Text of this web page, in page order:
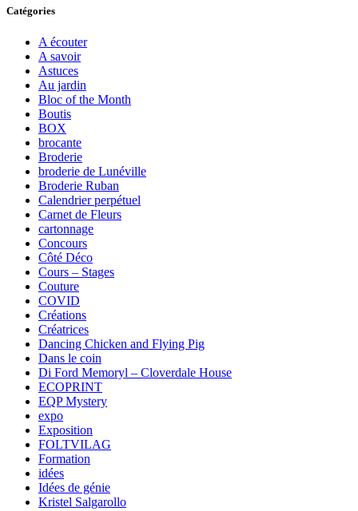
Catégories
A écouter
A savoir
Astuces
Au jardin
Bloc of the Month
Boutis
BOX
brocante
Broderie
broderie de Lunéville
Broderie Ruban
Calendrier perpétuel
Carnet de Fleurs
cartonnage
Concours
Côté Déco
Cours – Stages
Couture
COVID
Créations
Créatrices
Dancing Chicken and Flying Pig
Dans le coin
Di Ford Memoryl – Cloverdale House
ECOPRINT
EQP Mystery
expo
Exposition
FOLTVILAG
Formation
idées
Idées de génie
Kristel Salgarollo